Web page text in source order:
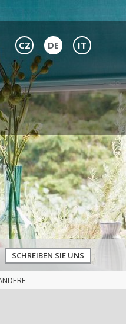
CZ DE IT
SCHREIBEN SIE UNS